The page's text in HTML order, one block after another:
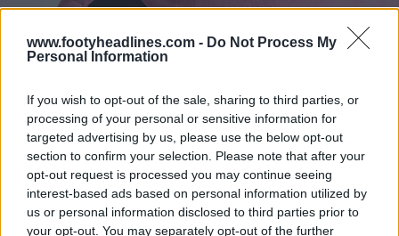
www.footyheadlines.com - Do Not Process My
Personal Information
If you wish to opt-out of the sale, sharing to third parties, or
processing of your personal or sensitive information for
targeted advertising by us, please use the below opt-out
section to confirm your selection. Please note that after your
opt-out request is processed you may continue seeing
interest-based ads based on personal information utilized by
us or personal information disclosed to third parties prior to
your opt-out. You may separately opt-out of the further